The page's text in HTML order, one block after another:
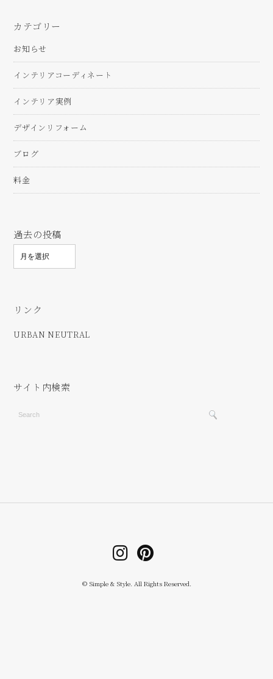
カテゴリー
お知らせ
インテリアコーディネート
インテリア実例
デザインリフォーム
ブログ
料金
過去の投稿
リンク
URBAN NEUTRAL
サイト内検索
© Simple & Style. All Rights Reserved.